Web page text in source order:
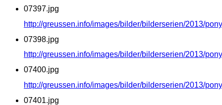
07397.jpg
http://greussen.info/images/bilder/bilderserien/2013/
07398.jpg
http://greussen.info/images/bilder/bilderserien/2013/
07400.jpg
http://greussen.info/images/bilder/bilderserien/2013/
07401.jpg